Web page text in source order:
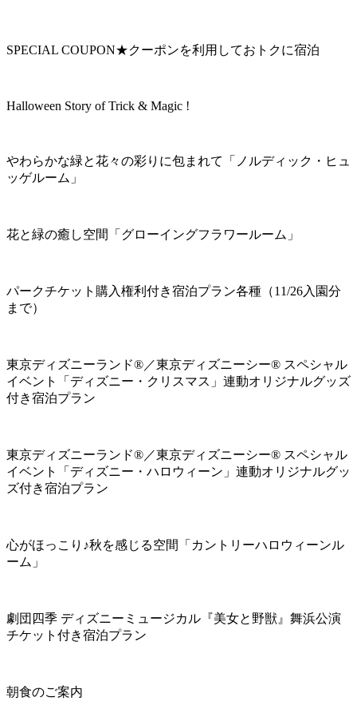
SPECIAL COUPON★クーポンを利用しておトクに宿泊
Halloween Story of Trick & Magic !
やわらかな緑と花々の彩りに包まれて「ノルディック・ヒュ
ッゲルーム」
花と緑の癒し空間「グローイングフラワールーム」
パークチケット購入権利付き宿泊プラン各種（11/26入園分
まで）
東京ディズニーランド®／東京ディズニーシー® スペシャル
イベント「ディズニー・クリスマス」連動オリジナルグッズ
付き宿泊プラン
東京ディズニーランド®／東京ディズニーシー® スペシャル
イベント「ディズニー・ハロウィーン」連動オリジナルグッ
ズ付き宿泊プラン
心がほっこり♪秋を感じる空間「カントリーハロウィーンル
ーム」
劇団四季 ディズニーミュージカル『美女と野獣』舞浜公演
チケット付き宿泊プラン
朝食のご案内